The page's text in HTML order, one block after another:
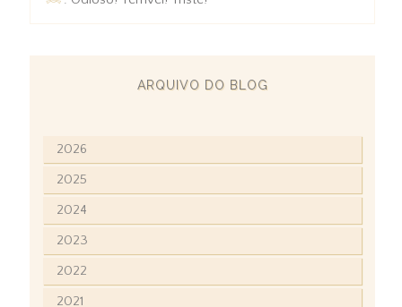
ARQUIVO DO BLOG
2026
2025
2024
2023
2022
2021